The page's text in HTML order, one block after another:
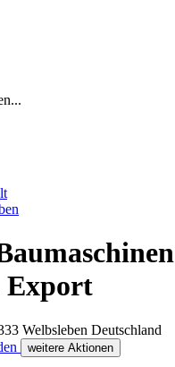
Welbsleben Deutschland
weitere Aktionen